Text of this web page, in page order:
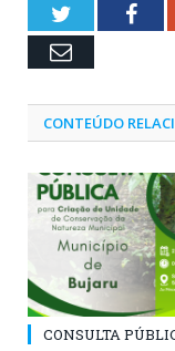
Twitter
Email
CONTEÚDO
CONSULTA